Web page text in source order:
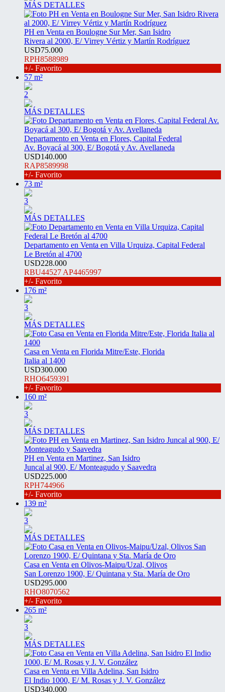
MÁS DETALLES
PH en Venta en Boulogne Sur Mer, San Isidro
Rivera al 2000, E/ Virrey Vértiz y Martín Rodríguez
USD75.000
RPH8588989
+/- Favorito
57 m²
2
MÁS DETALLES
Departamento en Venta en Flores, Capital Federal
Av. Boyacá al 300, E/ Bogotá y Av. Avellaneda
USD140.000
RAP8589998
+/- Favorito
73 m²
3
MÁS DETALLES
Departamento en Venta en Villa Urquiza, Capital Federal
Le Bretón al 4700
USD228.000
RBU44527 AP4465997
+/- Favorito
176 m²
3
MÁS DETALLES
Casa en Venta en Florida Mitre/Este, Florida
Italia al 1400
USD300.000
RHO6459391
+/- Favorito
160 m²
3
MÁS DETALLES
PH en Venta en Martinez, San Isidro
Juncal al 900, E/ Monteagudo y Saavedra
USD225.000
RPH744966
+/- Favorito
139 m²
3
MÁS DETALLES
Casa en Venta en Olivos-Maipu/Uzal, Olivos
San Lorenzo 1900, E/ Quintana y Sta. María de Oro
USD295.000
RHO8070562
+/- Favorito
265 m²
3
MÁS DETALLES
Casa en Venta en Villa Adelina, San Isidro
El Indio 1000, E/ M. Rosas y J. V. González
USD340.000